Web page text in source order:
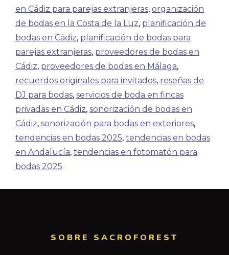
en Cádiz para parejas extranjeras, organización
de bodas en la Costa de la Luz, planificación de
bodas en Cádiz, planificación de bodas para
parejas extranjeras, proveedores de bodas en
Cádiz, proveedores de bodas en Málaga,
recuerdos originales para invitados, reseñas de
DJ para bodas, servicios de boda en fincas
privadas en Cádiz, sonorización de bodas en
Cádiz, sonorización para bodas en exteriores,
tendencias en bodas 2025, tendencias en bodas
en Andalucía, tendencias en fotomatón para
bodas 2025
SOBRE SACROFOREST